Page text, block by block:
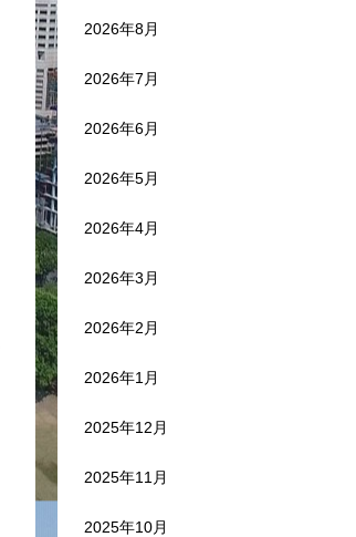
2026年8月
2026年7月
2026年6月
2026年5月
2026年4月
2026年3月
2026年2月
2026年1月
2025年12月
2025年11月
2025年10月